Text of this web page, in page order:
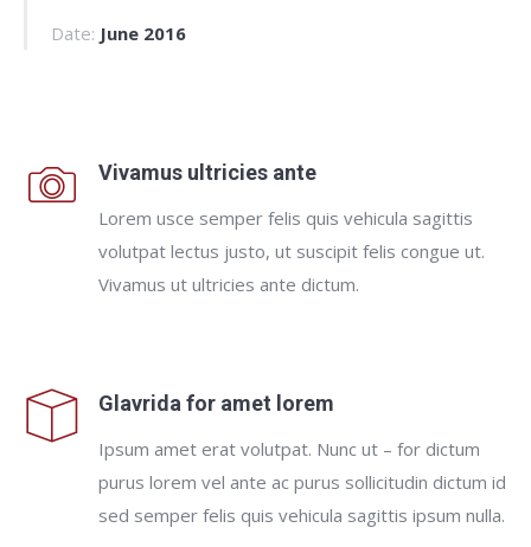
Date: June 2016
Vivamus ultricies ante
Lorem usce semper felis quis vehicula sagittis
volutpat lectus justo, ut suscipit felis congue ut.
Vivamus ut ultricies ante dictum.
Glavrida for amet lorem
Ipsum amet erat volutpat. Nunc ut – for dictum
purus lorem vel ante ac purus sollicitudin dictum id
sed semper felis quis vehicula sagittis ipsum nulla.